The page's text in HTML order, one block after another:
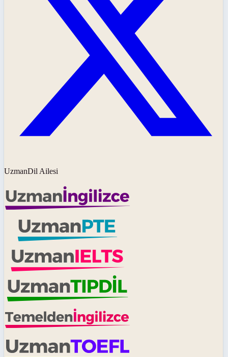
UzmanDil Ailesi